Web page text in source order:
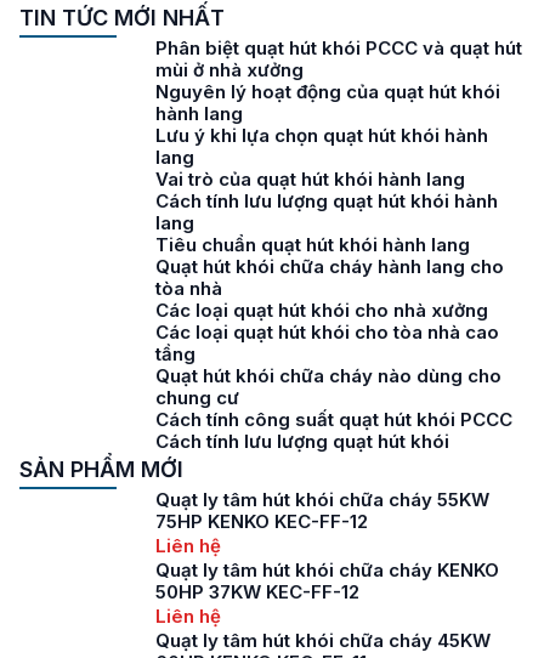
TIN TỨC MỚI NHẤT
Phân biệt quạt hút khói PCCC và quạt hút
mùi ở nhà xưởng
Nguyên lý hoạt động của quạt hút khói
hành lang
Lưu ý khi lựa chọn quạt hút khói hành
lang
Vai trò của quạt hút khói hành lang
Cách tính lưu lượng quạt hút khói hành
lang
Tiêu chuẩn quạt hút khói hành lang
Quạt hút khói chữa cháy hành lang cho
tòa nhà
Các loại quạt hút khói cho nhà xưởng
Các loại quạt hút khói cho tòa nhà cao
tầng
Quạt hút khói chữa cháy nào dùng cho
chung cư
Cách tính công suất quạt hút khói PCCC
Cách tính lưu lượng quạt hút khói
SẢN PHẨM MỚI
Quạt ly tâm hút khói chữa cháy 55KW
75HP KENKO KEC-FF-12
Liên hệ
Quạt ly tâm hút khói chữa cháy KENKO
50HP 37KW KEC-FF-12
Liên hệ
Quạt ly tâm hút khói chữa cháy 45KW